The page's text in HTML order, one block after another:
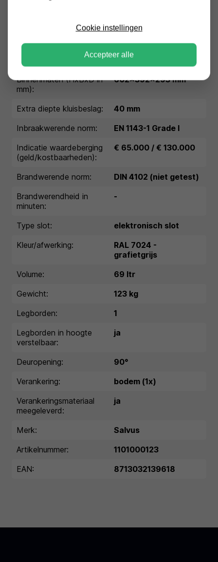
1 jaar garantie
Buitenmaten (HxBxD in
670x440x382 mm
Binnenmaten (HxBxD in
mm):
602x392x293 mm
Extra diepte kluisbeslag:
40 mm
Inbraakwerende norm:
EN 1143-1 Grade I
Indicatie waardeberging
(geld/kostbaarheden):
€ 65.000 / € 130.000
Brandwerende norm:
DIN 4102 (niet getest)
Brandwerendheid in
minuten:
-
Type slot:
elektronisch slot
Kleur/afwerking:
RAL 7024 -
grafietgrijs
Volume:
69 ltr
Gewicht:
123 kg
Legborden:
1
Legborden in hoogte
verstelbaar:
ja
Deuropening:
90°
Verankering:
bodem (1x)
Verankeringsmateriaal
meegeleverd:
ja
Merk:
Salvus
Artikelnummer:
1101000123
EAN:
8713032139618
Cookie instellingen
Accepteer alle